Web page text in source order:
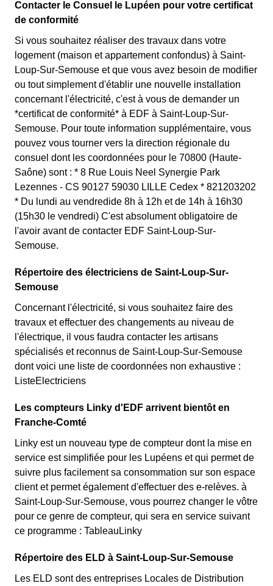
Contacter le Consuel le Lupéen pour votre certificat
de conformité
Si vous souhaitez réaliser des travaux dans votre
logement (maison et appartement confondus) à Saint-
Loup-Sur-Semouse et que vous avez besoin de modifier
ou tout simplement d'établir une nouvelle installation
concernant l'électricité, c'est à vous de demander un
*certificat de conformité* à EDF à Saint-Loup-Sur-
Semouse. Pour toute information supplémentaire, vous
pouvez vous tourner vers la direction régionale du
consuel dont les coordonnées pour le 70800 (Haute-
Saône) sont : * 8 Rue Louis Neel Synergie Park
Lezennes - CS 90127 59030 LILLE Cedex * 821203202
* Du lundi au vendredide 8h à 12h et de 14h à 16h30
(15h30 le vendredi) C'est absolument obligatoire de
l'avoir avant de contacter EDF Saint-Loup-Sur-
Semouse.
Répertoire des électriciens de Saint-Loup-Sur-
Semouse
Concernant l'électricité, si vous souhaitez faire des
travaux et effectuer des changements au niveau de
l'électrique, il vous faudra contacter les artisans
spécialisés et reconnus de Saint-Loup-Sur-Semouse
dont voici une liste de coordonnées non exhaustive :
ListeElectriciens
Les compteurs Linky d'EDF arrivent bientôt en
Franche-Comté
Linky est un nouveau type de compteur dont la mise en
service est simplifiée pour les Lupéens et qui permet de
suivre plus facilement sa consommation sur son espace
client et permet également d'effectuer des e-relèves. à
Saint-Loup-Sur-Semouse, vous pourrez changer le vôtre
pour ce genre de compteur, qui sera en service suivant
ce programme : TableauLinky
Répertoire des ELD à Saint-Loup-Sur-Semouse
Les ELD sont des entreprises Locales de Distribution